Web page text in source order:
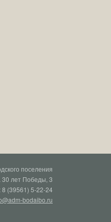
поселения
30 лет Победы, 3
(39561) 5-22-24
bodaibo.ru